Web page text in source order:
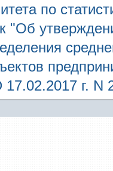
по
"Об
г. N